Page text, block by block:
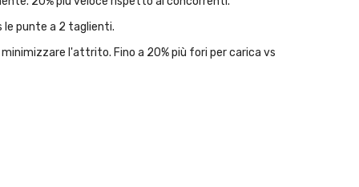
le punte a 2 taglienti.
l'attrito. Fino a 20% più fori per carica vs